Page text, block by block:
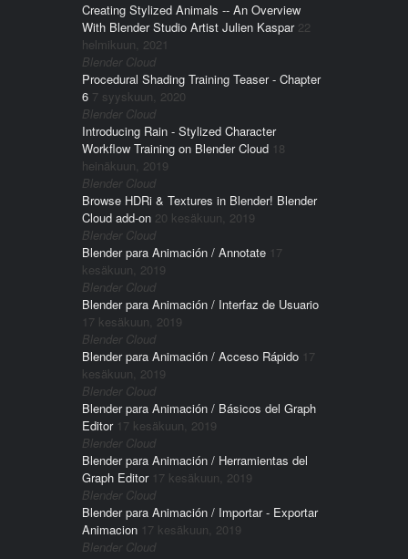
Creating Stylized Animals -- An Overview
With Blender Studio Artist Julien Kaspar 22
helmikuun, 2021
Blender Cloud
Procedural Shading Training Teaser - Chapter
6 7 syyskuun, 2020
Blender Cloud
Introducing Rain - Stylized Character
Workflow Training on Blender Cloud 18
heinäkuun, 2019
Blender Cloud
Browse HDRi & Textures in Blender! Blender
Cloud add-on 20 kesäkuun, 2019
Blender Cloud
Blender para Animación / Annotate 17
kesäkuun, 2019
Blender Cloud
Blender para Animación / Interfaz de Usuario
17 kesäkuun, 2019
Blender Cloud
Blender para Animación / Acceso Rápido 17
kesäkuun, 2019
Blender Cloud
Blender para Animación / Básicos del Graph
Editor 17 kesäkuun, 2019
Blender Cloud
Blender para Animación / Herramientas del
Graph Editor 17 kesäkuun, 2019
Blender Cloud
Blender para Animación / Importar - Exportar
Animacion 17 kesäkuun, 2019
Blender Cloud